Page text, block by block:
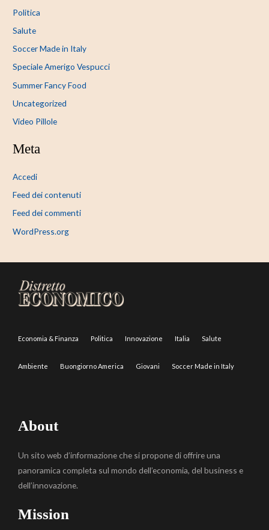
Politica
Salute
Soccer Made in Italy
Speciale Amerigo Vespucci
Summer Fancy Food
Uncategorized
Video Pillole
Meta
Accedi
Feed dei contenuti
Feed dei commenti
WordPress.org
Economia & Finanza Politica Innovazione Italia Salute
Ambiente Buongiorno America Giovani Soccer Made in Italy
About
Un sito web d’informazione che si propone di offrire una
panoramica completa sul mondo dell’economia, del business e
dell’innovazione.
Mission